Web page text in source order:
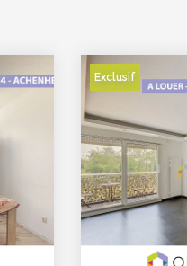
Exclusif